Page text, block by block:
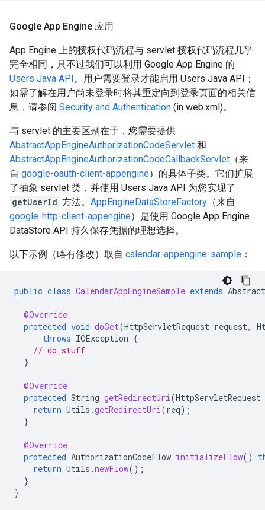
Google App Engine 应用
App Engine 上的授权代码流程与 servlet 授权代码流程几乎
完全相同，只不过我们可以利用 Google App Engine 的
Users Java API。用户需要登录才能启用 Users Java API；
如需了解在用户尚未登录时将其重定向到登录页面的相关信
息，请参阅 Security and Authentication (in web.xml)。
与 servlet 的主要区别在于，您需要提供
AbstractAppEngineAuthorizationCodeServlet 和
AbstractAppEngineAuthorizationCodeCallbackServlet （来
自 google-oauth-client-appengine）的具体子类。它们扩展
了抽象 servlet 类，并使用 Users Java API 为您实现了
getUserId 方法。 AppEngineDataStoreFactory （来自
google-http-client-appengine）是使用 Google App Engine
DataStore API 持久保存凭据的理想选择。
以下示例（略有修改）取自 calendar-appengine-sample ：
public class CalendarAppEngineSample extends
@Override
protected void doGet(HttpServletRequest request,
throws IOException {
// do stuff
}
@Override
protected String getRedirectUri(HttpServletRequest
return Utils .getRedirectUri(req);
}
@Override
protected AuthorizationCodeFlow initializeFlow()
return Utils .newFlow();
}
}